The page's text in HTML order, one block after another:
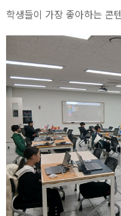
학생들이 가장 좋아하는 콘